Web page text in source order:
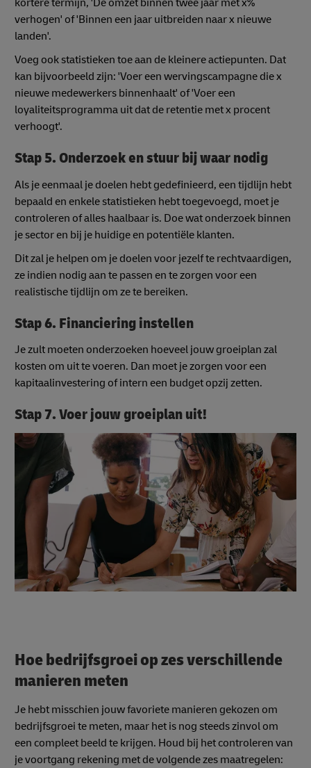
kortere termijn, 'De omzet binnen twee jaar met x%
verhogen' of 'Binnen een jaar uitbreiden naar x nieuwe
landen'.
Voeg ook statistieken toe aan de kleinere actiepunten. Dat
kan bijvoorbeeld zijn: 'Voer een wervingscampagne die x
nieuwe medewerkers binnenhaalt' of 'Voer een
loyaliteitsprogramma uit dat de retentie met x procent
verhoogt'.
Stap 5. Onderzoek en stuur bij waar nodig
Als je eenmaal je doelen hebt gedefinieerd, een tijdlijn hebt
bepaald en enkele statistieken hebt toegevoegd, moet je
controleren of alles haalbaar is. Doe wat onderzoek binnen
je sector en bij je huidige en potentiële klanten.
Dit zal je helpen om je doelen voor jezelf te rechtvaardigen,
ze indien nodig aan te passen en te zorgen voor een
realistische tijdlijn om ze te bereiken.
Stap 6. Financiering instellen
Je zult moeten onderzoeken hoeveel jouw groeiplan zal
kosten om uit te voeren. Dan moet je zorgen voor een
kapitaalinvestering of intern een budget opzij zetten.
Stap 7. Voer jouw groeiplan uit!
Hoe bedrijfsgroei opzes verschillende
manieren meten
Je hebt misschien jouw favoriete manieren gekozen om
bedrijfsgroei te meten, maar het is nog steeds zinvol om
een compleet beeld te krijgen. Houd bij het controleren van
je voortgang rekening met de volgende zes maatregelen: